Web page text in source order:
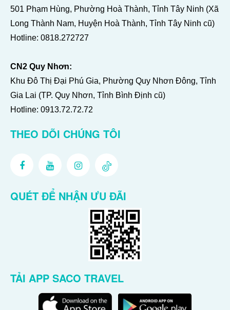
501 Phạm Hùng, Phường Hoà Thành, Tỉnh Tây Ninh (Xã
Long Thành Nam, Huyện Hoà Thành, Tỉnh Tây Ninh cũ)
Hotline: 0818.272727
CN2 Quy Nhơn:
Khu Đô Thị Đại Phú Gia, Phường Quy Nhơn Đông, Tỉnh
Gia Lai (TP. Quy Nhơn, Tỉnh Bình Định cũ)
Hotline: 0913.72.72.72
THEO DÕI CHÚNG TÔI
QUÉT ĐỂ NHẬN ƯU ĐÃI
TẢI APP SACO TRAVEL